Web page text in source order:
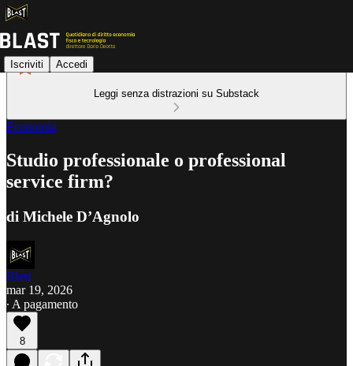
Iscriviti Accedi
Leggi senza distrazioni su Substack
Economia
Studio professionale o professional
service firm?
di Michele D’Agnolo
Blast
mar 19, 2026
∙ A pagamento
8